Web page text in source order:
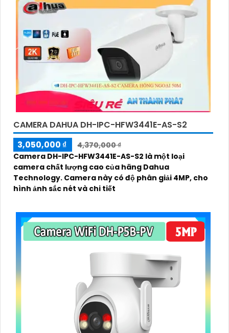
CAMERA DAHUA DH-IPC-HFW3441E-AS-S2
3,050,000 ₫
4,370,000 ₫
Camera DH-IPC-HFW3441E-AS-S2 là một loại
camera chất lượng cao của hãng Dahua
Technology. Camera này có độ phân giải 4MP, cho
hình ảnh sắc nét và chi tiết